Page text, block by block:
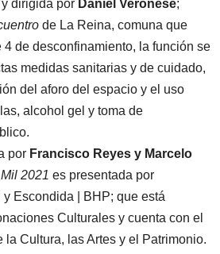
y dirigida por Daniel Veronese;
de La Reina, comuna que
de desconfinamiento, la función se
medidas sanitarias y de cuidado,
del aforo del espacio y el uso
alcohol gel y toma de
por Francisco Reyes y Marcelo
2021 es presentada por
y Escondida | BHP; que está
Culturales y cuenta con el
la Cultura, las Artes y el Patrimonio.